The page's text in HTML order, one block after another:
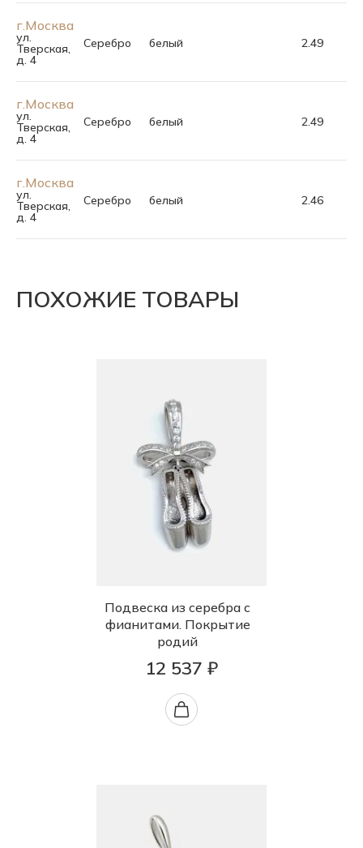
г.Москва
ул.
Тверская,
д. 4
Серебро белый 2.49
г.Москва
ул.
Тверская,
д. 4
Серебро белый 2.49
г.Москва
ул.
Тверская,
д. 4
Серебро белый 2.46
ПОХОЖИЕ ТОВАРЫ
Подвеска из серебра с
фианитами. Покрытие
родий
12 537 ₽